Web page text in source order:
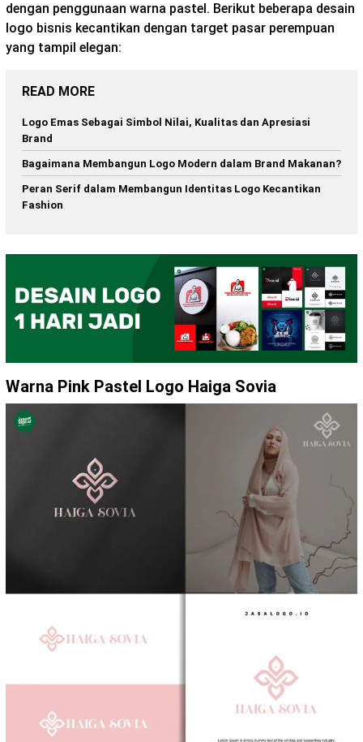
dengan penggunaan warna pastel. Berikut beberapa desain
logo bisnis kecantikan dengan target pasar perempuan
yang tampil elegan:
READ MORE
Logo Emas Sebagai Simbol Nilai, Kualitas dan Apresiasi
Brand
Bagaimana Membangun Logo Modern dalam Brand Makanan?
Peran Serif dalam Membangun Identitas Logo Kecantikan
Fashion
Warna Pink Pastel Logo Haiga Sovia